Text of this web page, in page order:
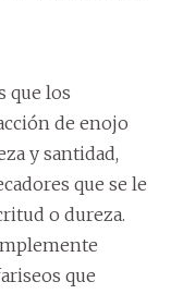
que los
de enojo
y santidad,
que se le
o dureza.
que